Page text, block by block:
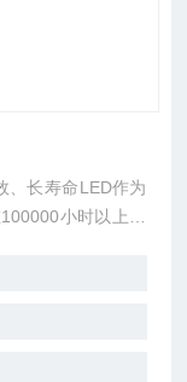
、长寿命LED作为
小时以上。
化的电气匹配性